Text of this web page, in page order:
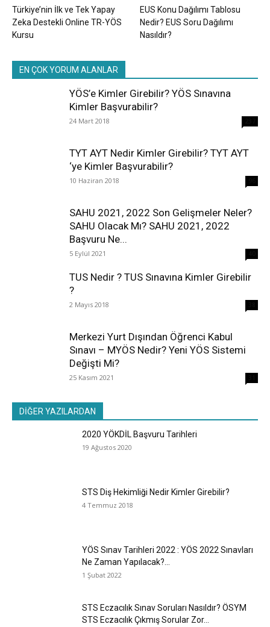
Türkiye’nin İlk ve Tek Yapay
Zeka Destekli Online TR-YÖS
Kursu
EUS Konu Dağılımı Tablosu
Nedir? EUS Soru Dağılımı
Nasıldır?
EN ÇOK YORUM ALANLAR
YÖS’e Kimler Girebilir? YÖS Sınavına
Kimler Başvurabilir?
24 Mart 2018
TYT AYT Nedir Kimler Girebilir? TYT AYT
‘ye Kimler Başvurabilir?
10 Haziran 2018
SAHU 2021, 2022 Son Gelişmeler Neler?
SAHU Olacak Mı? SAHU 2021, 2022
Başvuru Ne...
5 Eylül 2021
TUS Nedir ? TUS Sınavına Kimler Girebilir
?
2 Mayıs 2018
Merkezi Yurt Dışından Öğrenci Kabul
Sınavı – MYÖS Nedir? Yeni YÖS Sistemi
Değişti Mi?
25 Kasım 2021
DİĞER YAZILARDAN
2020 YÖKDİL Başvuru Tarihleri
19 Ağustos 2020
STS Diş Hekimliği Nedir Kimler Girebilir?
4 Temmuz 2018
YÖS Sınav Tarihleri 2022 : YÖS 2022 Sınavları
Ne Zaman Yapılacak?...
1 Şubat 2022
STS Eczacılık Sınav Soruları Nasıldır? ÖSYM
STS Eczacılık Çıkmış Sorular Zor...